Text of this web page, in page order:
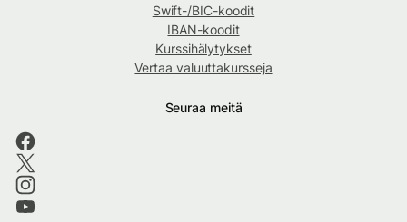
Swift-/BIC-koodit
IBAN-koodit
Kurssihälytykset
Vertaa valuuttakursseja
Seuraa meitä